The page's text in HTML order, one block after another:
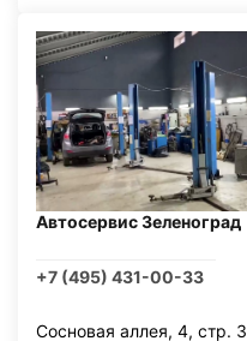
Автосервис Зеленоград
+7 (495) 431-00-33
Сосновая аллея, 4, стр. 3